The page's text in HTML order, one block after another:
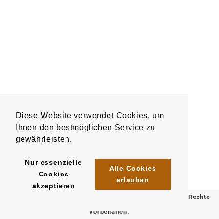
Diese Website verwendet Cookies, um
Ihnen den bestmöglichen Service zu
gewährleisten.
Nur essenzielle
Cookies
akzeptieren
Alle Cookies
erlauben
© 2025 Klömpkes Heinrich Inh. Marion Winkels e.K. Alle Rechte
vorbehalten.